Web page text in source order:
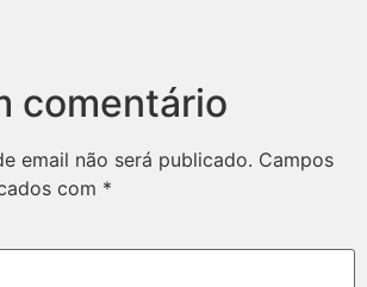
comentário
email não será publicado. Campos
com *